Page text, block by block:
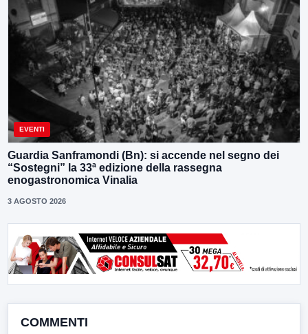
EVENTI
Guardia Sanframondi (Bn): si accende nel segno dei
“Sostegni” la 33ª edizione della rassegna
enogastronomica Vinalia
3 AGOSTO 2026
COMMENTI